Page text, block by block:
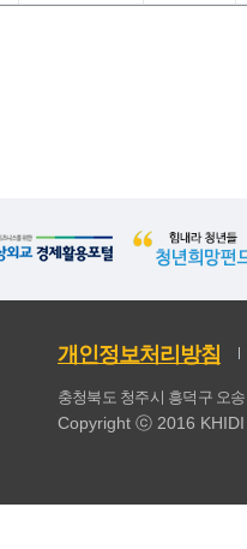
된장 39.98
돼지고기 39.35
현미 38.1
개인정보처리방침
충청북도 청주시 흥덕구 오
Copyright ⓒ 2016 KHIDI